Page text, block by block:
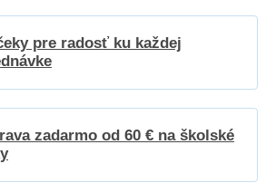
pre radosť ku každej
zadarmo od 60 € na školské